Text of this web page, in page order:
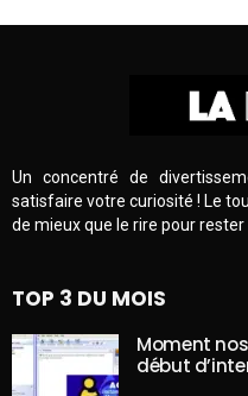
Un concentré de
satisfaire votre curiosité ! Le
de mieux que le rire pour
TOP 3 DU MOIS
Moment
début